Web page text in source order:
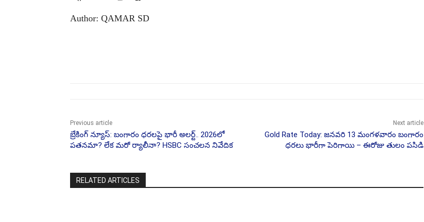
Author: QAMAR SD
Previous article
బ్రేకింగ్ న్యూస్: బంగారం ధరలపై భారీ అలర్ట్.. 2026లో
పతనమా? లేక మరో ర్యాలీనా? HSBC సంచలన నివేదిక
Next article
Gold Rate Today: జనవరి 13 మంగళవారం బంగారం
ధరలు భారీగా పెరిగాయి – ఈరోజు తులం పసిడి
RELATED ARTICLES